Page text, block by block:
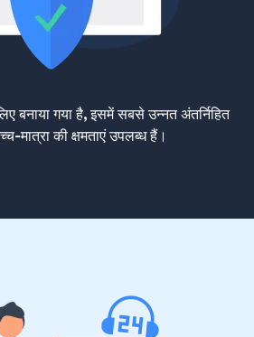
बनाया गया है, इसमें सबसे उन्नत अंतर्निहित
मात्रा की क्षमताएं उपलब्ध हैं।